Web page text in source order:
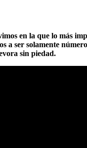
en la que lo más
a ser solamente
sin piedad.